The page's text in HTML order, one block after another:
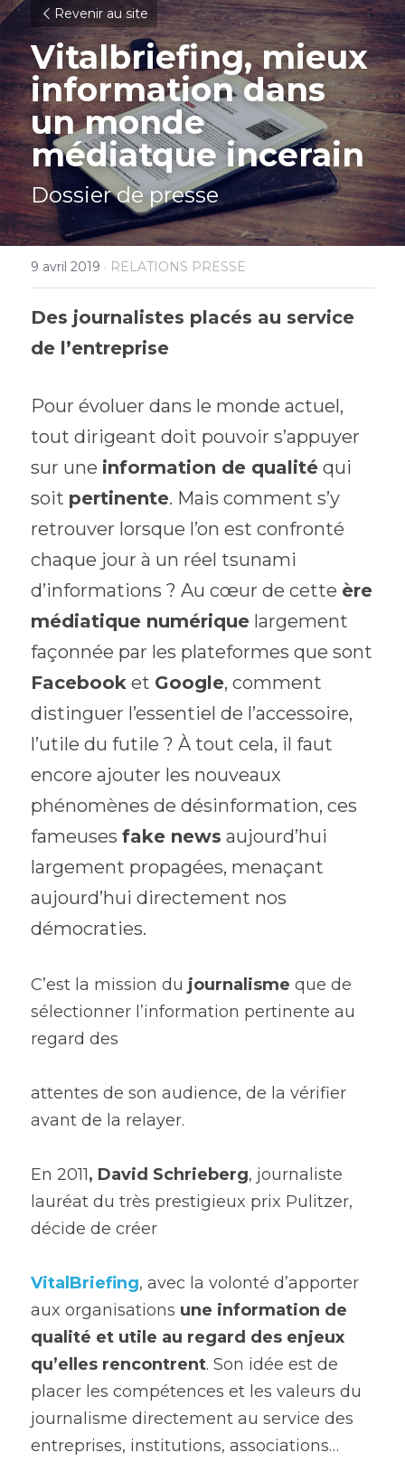
Revenir au site
Vitalbriefing, mieux
information dans
un monde
médiatque incerain
Dossier de presse
9 avril 2019 · RELATIONS PRESSE
Des journalistes placés au service
de l’entreprise
Pour évoluer dans le monde actuel,
tout dirigeant doit pouvoir s’appuyer
sur une information de qualité qui
soit pertinente. Mais comment s’y
retrouver lorsque l’on est confronté
chaque jour à un réel tsunami
d’informations ? Au cœur de cette ère
médiatique numérique largement
Facebook et Google, comment
distinguer l’essentiel de l’accessoire,
l’utile du futile ? À tout cela, il faut
encore ajouter les nouveaux
phénomènes de désinformation, ces
fameuses fake news aujourd’hui
largement propagées, menaçant
aujourd’hui directement nos
démocraties.
C’est la mission du journalisme que de
sélectionner l’information pertinente au
regard des
attentes de son audience, de la vérifier
avant de la relayer.
En 2011, David Schrieberg, journaliste
lauréat du très prestigieux prix Pulitzer,
décide de créer
VitalBriefing, avec la volonté d’apporter
aux organisations une information de
qualité et utile au regard des enjeux
qu’elles rencontrent. Son idée est de
placer les compétences et les valeurs du
journalisme directement au service des
entreprises, institutions, associations…